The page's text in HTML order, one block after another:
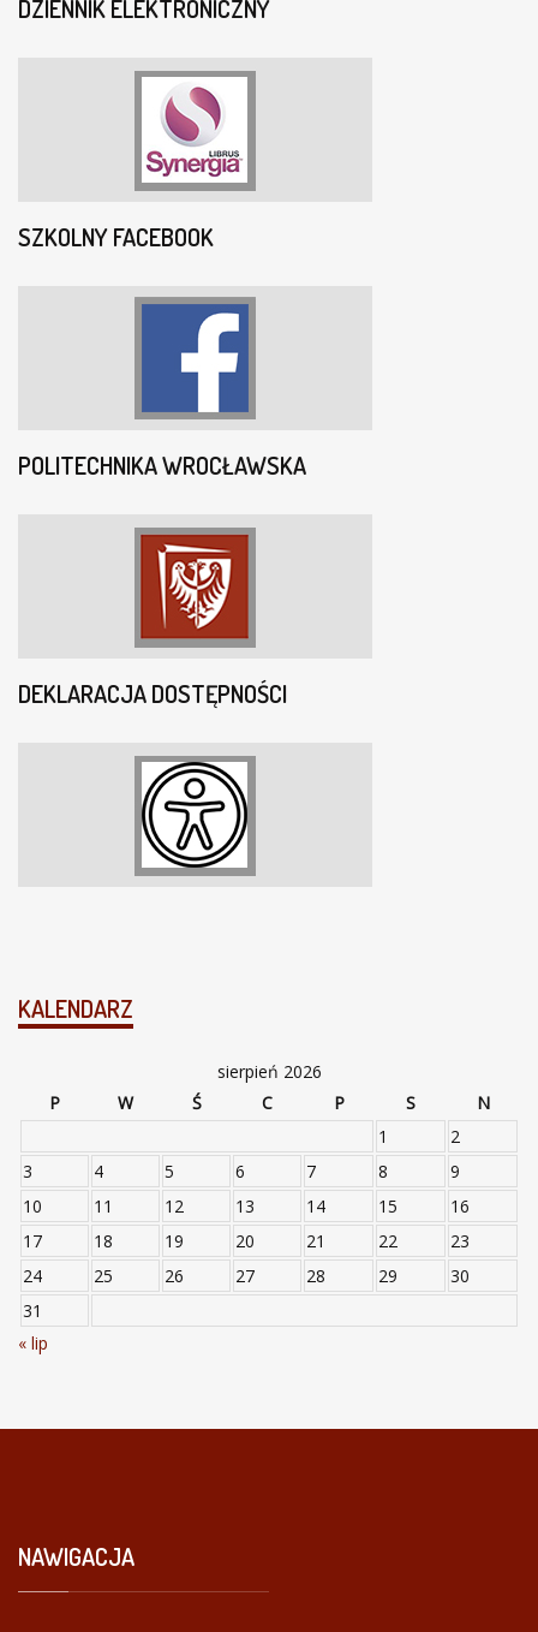
DZIENNIK ELEKTRONICZNY
SZKOLNY FACEBOOK
POLITECHNIKA WROCŁAWSKA
DEKLARACJA DOSTĘPNOŚCI
KALENDARZ
sierpień 2026
P
W Ś C P S
N
1
2
3
4 5 6 7 8
9
10
11 12 13 14 15
16
17
18 19 20 21 22
23
24
25 26 27 28 29
30
31
« lip
NAWIGACJA